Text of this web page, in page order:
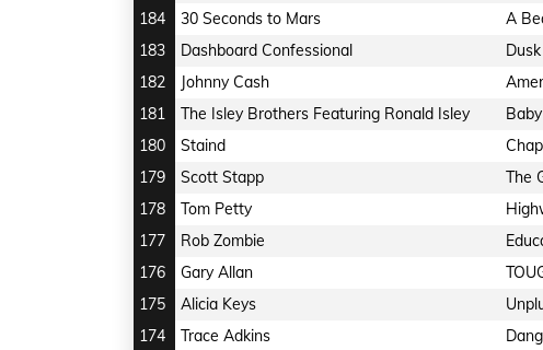
184
30 Seconds to Mars
A
183
Dashboard Confessional
182
Johnny Cash
181
The Isley Brothers Featuring Ronald Isley
180
Staind
179
Scott Stapp
The
178
Tom Petty
177
Rob Zombie
176
Gary Allan
175
Alicia Keys
174
Trace Adkins